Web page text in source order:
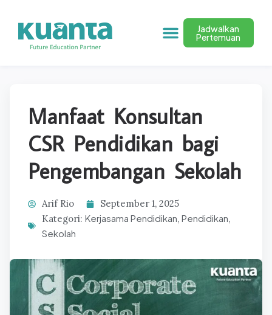
Jadwalkan
Pertemuan
Manfaat Konsultan
CSR Pendidikan bagi
Pengembangan Sekolah
Arif Rio
September 1, 2025
Kategori: Kerjasama Pendidikan, Pendidikan,
Sekolah